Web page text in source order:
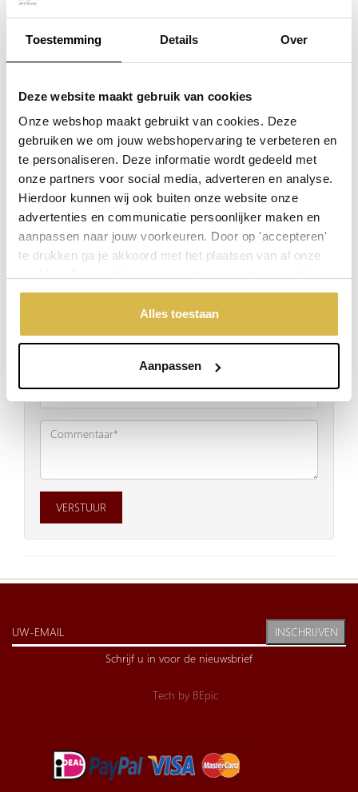
Toestemming Details Over
Deze website maakt gebruik van cookies
Onze webshop maakt gebruikt van cookies. Deze
gebruiken we om jouw webshopervaring te verbeteren en
te personaliseren. Deze informatie wordt gedeeld met
onze partners voor social media, adverteren en analyse.
Hierdoor kunnen wij ook buiten onze website onze
advertenties en communicatie persoonlijker maken en
aanpassen naar jouw voorkeuren. Door op 'accepteren'
te drukken ga je akkoord met het plaatsen van al onze
aangeven welke cookies jouw akkoord krijgen. En door te
'weigeren' worden alleen de functionele cookies
geplaatst. Bekijk onze cookieverklaring voor meer
Alles toestaan
Aanpassen
Al snel namen ook andere branches deze gewoonte over. Vaak
werd vanaf toen al gezien als een blijk van waardering.
Ons familiebedrijf weet wat een persoonlijk en creatief cadeau
inhoudt. Wij maken al meer dan 25 jaar kerstpakketten voor
kleine en grote bedrijven en instellingen. Het creatieve team van
Artihove zorgt er altijd voor dat het kerstpakket aansluit bij de
uitstraling en de belangrijkste thema’s binnen uw bedrijf.
Bekijk hier onze kerstpakketten
Laat een Reactie Achter:
VERSTUUR
INSCHRIJVEN
Schrijf u in voor de nieuwsbrief
Tech by BEpic